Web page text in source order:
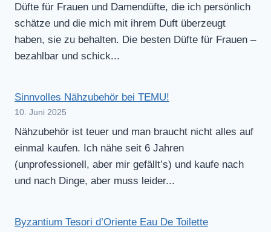
Düfte für Frauen und Damendüfte, die ich persönlich
schätze und die mich mit ihrem Duft überzeugt
haben, sie zu behalten. Die besten Düfte für Frauen –
bezahlbar und schick...
Sinnvolles Nähzubehör bei TEMU!
10. Juni 2025
Nähzubehör ist teuer und man braucht nicht alles auf
einmal kaufen. Ich nähe seit 6 Jahren
(unprofessionell, aber mir gefällt’s) und kaufe nach
und nach Dinge, aber muss leider...
Byzantium Tesori d’Oriente Eau De Toilette